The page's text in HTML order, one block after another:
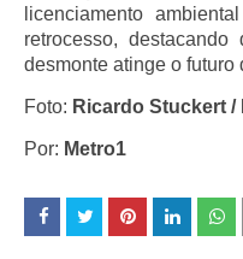
licenciamento
retrocesso,
desmonte atinge o futuro
Foto: Ricardo Stuckert /
Por: Metro1